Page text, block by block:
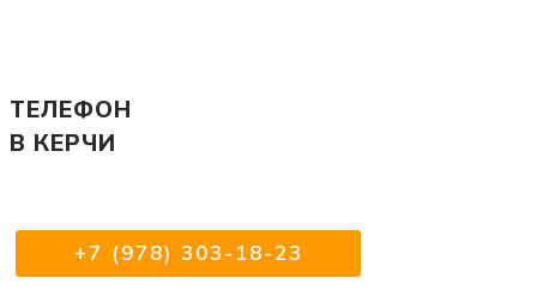
ТЕЛЕФОН
В КЕРЧИ
+7 (978) 303-18-23